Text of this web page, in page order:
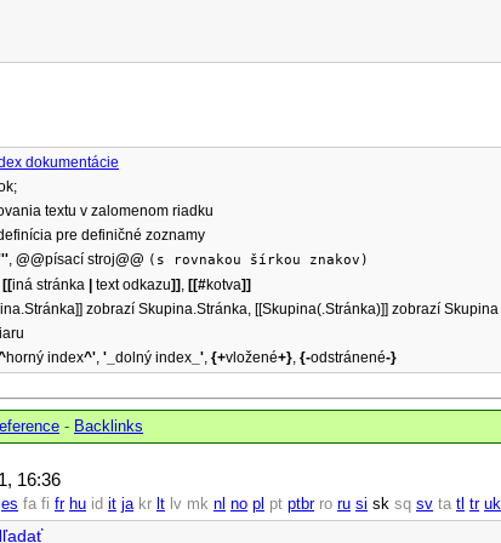
dokumentácie
textu v zalomenom riadku
pre definičné zoznamy
, @@písací stroj@@ (s rovnakou šírkou znakov)
[[iná stránka text odkazu]] , [[#kotva]]
zobrazí Skupina.Stránka, [[Skupina(.Stránka)]] zobrazí Skupina
horný index^', '_ dolný index _', {+vložené+}, {-odstránené-}
- Backlinks
16:36
es fa fi fr hu id it ja kr lt lv mk nl no pl pt ptbr ro ru si sk sq sv ta tl tr uk